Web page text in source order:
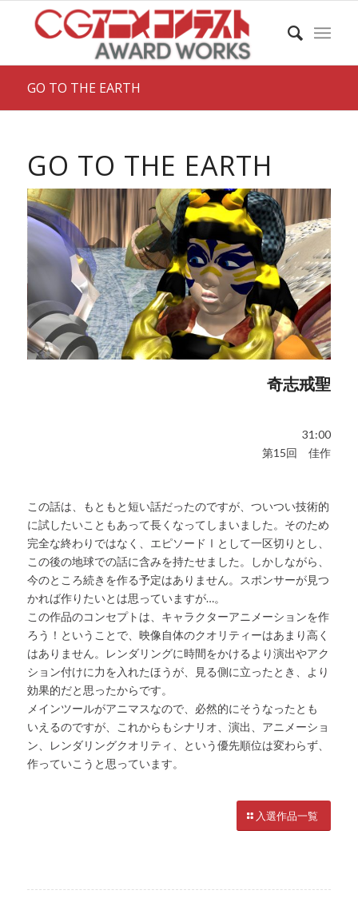
GO TO THE EARTH
GO TO THE EARTH
奇志戒聖
31:00
第15回 佳作
この話は、もともと短い話だったのですが、ついつい技術的
に試したいこともあって長くなってしまいました。そのため
完全な終わりではなく、エピソードⅠとして一区切りとし、
この後の地球での話に含みを持たせました。しかしながら、
今のところ続きを作る予定はありません。スポンサーが見つ
かれば作りたいとは思っていますが…。
この作品のコンセプトは、キャラクターアニメーションを作
ろう！ということで、映像自体のクオリティーはあまり高く
はありません。レンダリングに時間をかけるより演出やアク
ション付けに力を入れたほうが、見る側に立ったとき、より
効果的だと思ったからです。
メインツールがアニマスなので、必然的にそうなったとも
いえるのですが、これからもシナリオ、演出、アニメーショ
ン、レンダリングクオリティ、という優先順位は変わらず、
作っていこうと思っています。
入選作品一覧